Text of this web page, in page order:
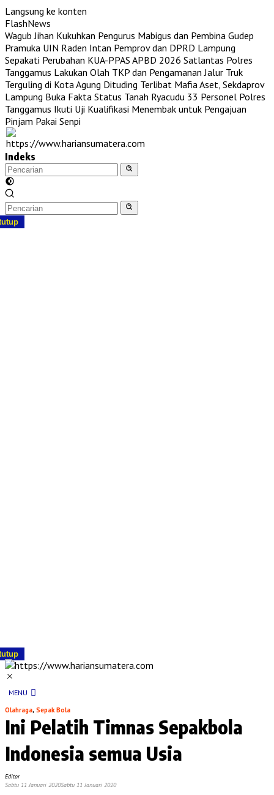
Langsung ke konten
FlashNews
Wagub Jihan Kukuhkan Pengurus Mabigus dan Pembina Gudep
Pramuka UIN Raden Intan Pemprov dan DPRD Lampung
Sepakati Perubahan KUA-PPAS APBD 2026 Satlantas Polres
Tanggamus Lakukan Olah TKP dan Pengamanan Jalur Truk
Terguling di Kota Agung Dituding Terlibat Mafia Aset, Sekdaprov
Lampung Buka Fakta Status Tanah Ryacudu 33 Personel Polres
Tanggamus Ikuti Uji Kualifikasi Menembak untuk Pengajuan
Pinjam Pakai Senpi
Indeks
MENU
Olahraga, Sepak Bola
Ini Pelatih Timnas Sepakbola
Indonesia semua Usia
Editor
Sabtu 11 Januari 2020Sabtu 11 Januari 2020